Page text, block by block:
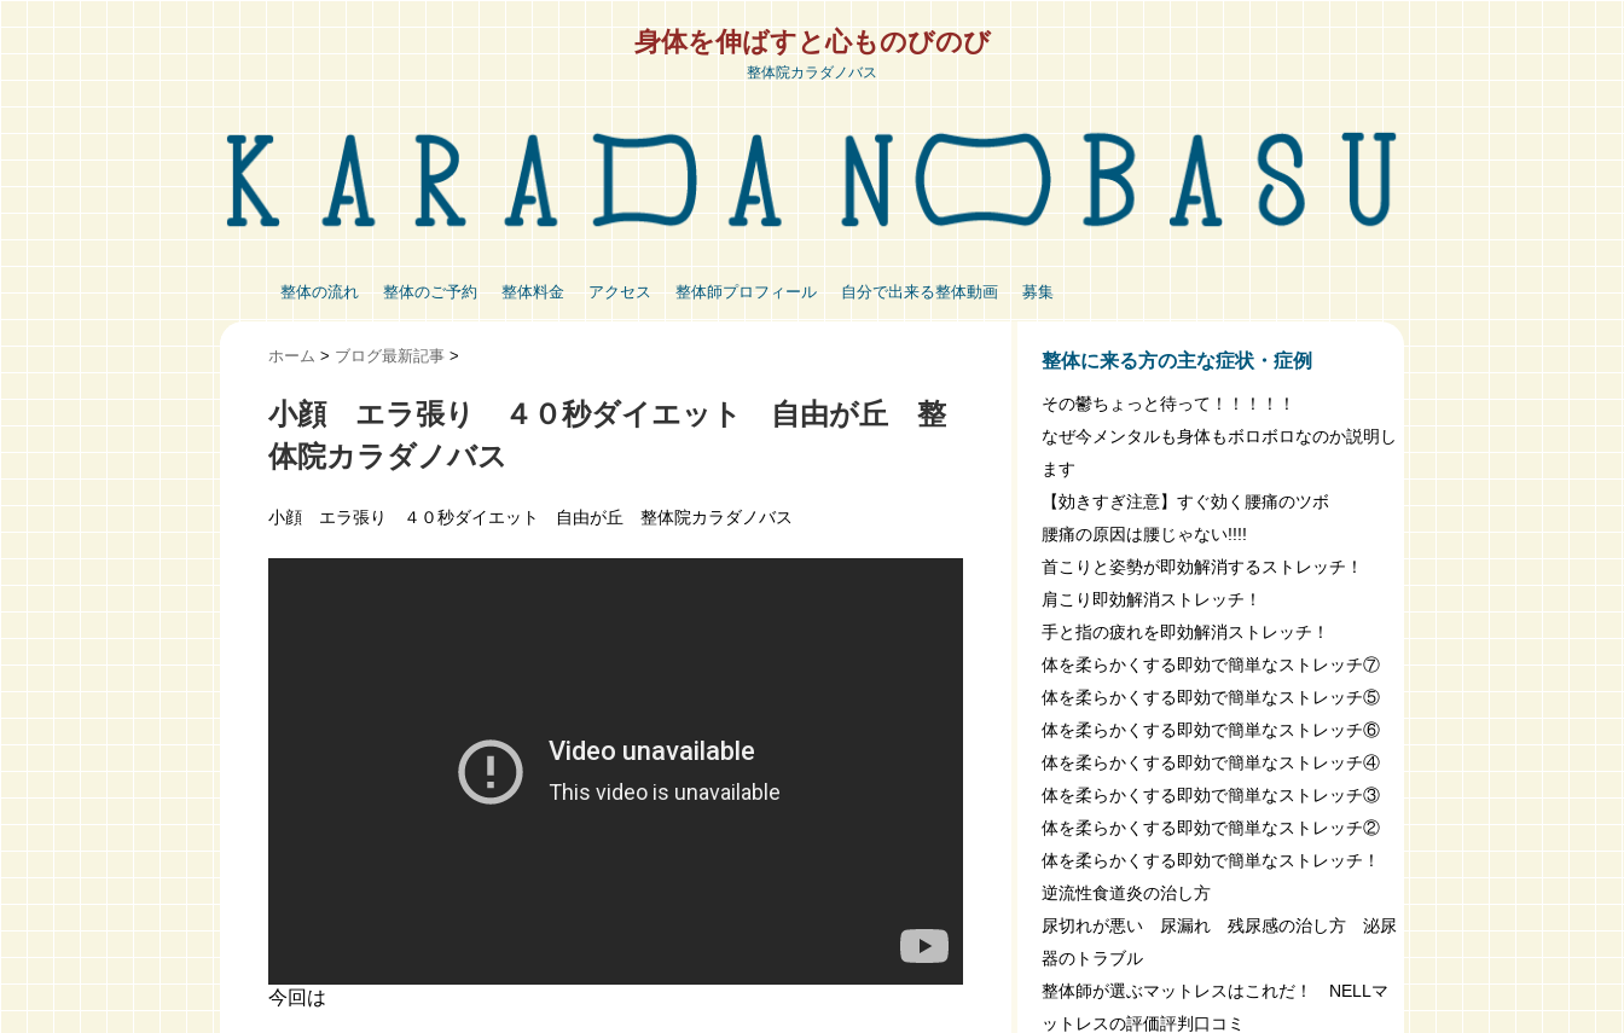
身体を伸ばすと心ものびのび
整体院カラダノバス
整体の流れ 整体のご予約 整体料金 アクセス 整体師プロフィール 自分で出来る整体動画 募集
ホーム > ブログ最新記事 >
小顔 エラ張り ４０秒ダイエット 自由が丘 整
体院カラダノバス
小顔 エラ張り ４０秒ダイエット 自由が丘 整体院カラダノバス
今回は
整体に来る方の主な症状・症例
その鬱ちょっと待って！！！！！
なぜ今メンタルも身体もボロボロなのか説明し
ます
【効きすぎ注意】すぐ効く腰痛のツボ
腰痛の原因は腰じゃない!!!!
首こりと姿勢が即効解消するストレッチ！
肩こり即効解消ストレッチ！
手と指の疲れを即効解消ストレッチ！
体を柔らかくする即効で簡単なストレッチ⑦
体を柔らかくする即効で簡単なストレッチ⑤
体を柔らかくする即効で簡単なストレッチ⑥
体を柔らかくする即効で簡単なストレッチ④
体を柔らかくする即効で簡単なストレッチ③
体を柔らかくする即効で簡単なストレッチ②
体を柔らかくする即効で簡単なストレッチ！
逆流性食道炎の治し方
尿切れが悪い 尿漏れ 残尿感の治し方 泌尿
器のトラブル
整体師が選ぶマットレスはこれだ！ NELLマ
ットレスの評価評判口コミ